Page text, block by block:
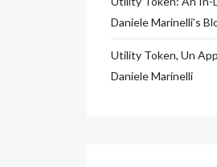
Daniele Marinelli’s
Utility Token, Un
Daniele Marinelli